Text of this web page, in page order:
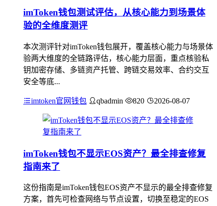
imToken钱包测试评估，从核心能力到场景体
验的全维度测评
本次测评针对imToken钱包展开，覆盖核心能力与场景体
验两大维度的全链路评估，核心能力层面，重点核验私
钥加密存储、多链资产托管、跨链交易效率、合约交互
安全等底...
imtoken官网钱包 qbadmin 820 2026-08-07
imToken钱包不显示EOS资产？最全排查修复
指南来了
这份指南是imToken钱包EOS资产不显示的最全排查修复
方案，首先可检查网络与节点设置，切换至稳定的EOS